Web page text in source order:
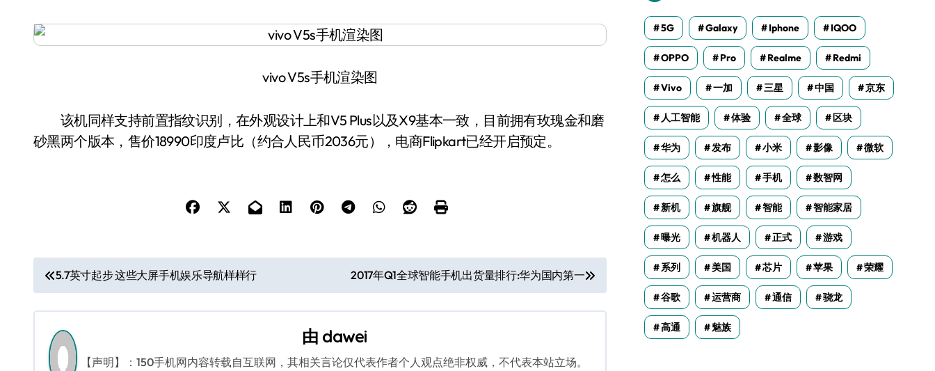
vivo V5s手机渲染图
该机同样支持前置指纹识别，在外观设计上和V5 Plus以及X9基本一致，目前拥有玫瑰金和磨
砂黑两个版本，售价18990印度卢比（约合人民币2036元），电商Flipkart已经开启预定。
文
章
导
航
5.7英寸起步 这些大屏手机娱乐导航样样行 2017年Q1全球智能手机出货量排行:华为国内第一
由 dawei
【声明】：150手机网内容转载自互联网，其相关言论仅代表作者个人观点绝非权威，不代表本站立场。
5G Galaxy Iphone IQOO
OPPO Pro Realme Redmi
Vivo 一加 三星 中国 京东
人工智能 体验 全球 区块
华为 发布 小米 影像 微软
怎么 性能 手机 数智网
新机 旗舰 智能 智能家居
曝光 机器人 正式 游戏
系列 美国 芯片 苹果 荣耀
谷歌 运营商 通信 骁龙
高通 魅族